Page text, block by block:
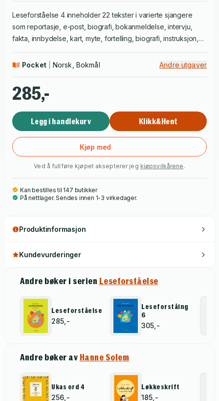
Leseforståelse 4 inneholder 22 tekster i varierte sjangere
som reportasje, e-post, biografi, bokanmeldelse, intervju,
fakta, innbydelse, kart, myte, fortelling, biografi, instruksjon,
Pocket
Norsk, Bokmål Andre utgaver
285,-
Legg i handlekurv Klikk&Hent
Kjøp med
Ved å fullføre kjøpet aksepterer jeg kjøpsvilkårene .
Kan bestilles til 147 butikker
På nettlager. Sendes innen 1-3 virkedager.
Produktinformasjon
Kundevurderinger
Andre bøker i serien Leseforståelse
Leseforståelse
285,-
Leseforståing
6
305,-
Andre bøker av Hanne Solem
Ukas ord 4
256,-
Løkkeskrift
185,-